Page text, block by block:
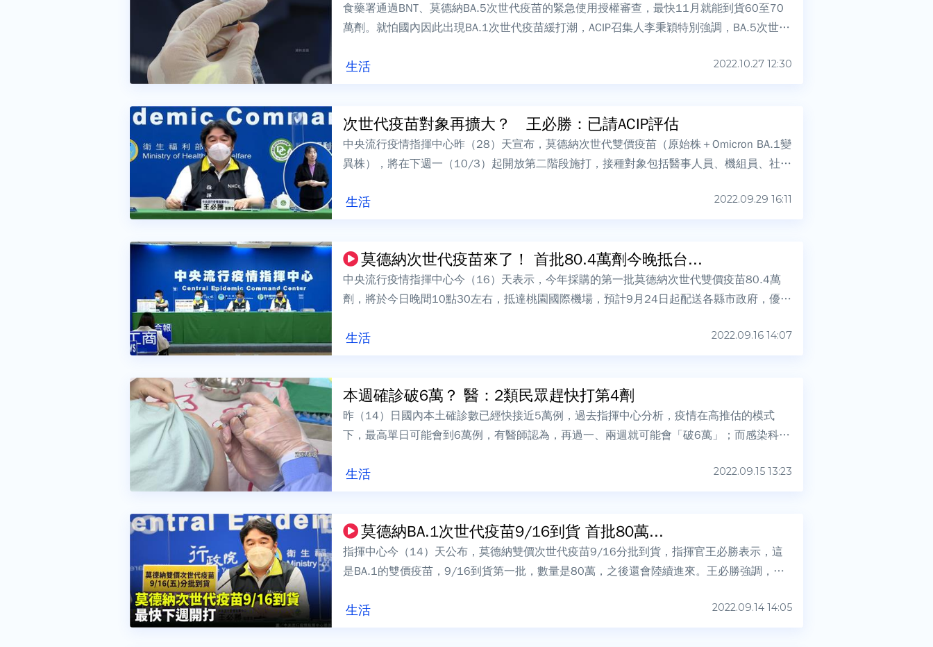
生活 2022.10.27 12:30
食藥署通過BNT、莫德納BA.5次世代疫苗的緊急使用授權審查，最快11月就能到貨60至70
萬劑。就怕國內因此出現BA.1次世代疫苗緩打潮，ACIP召集人李秉穎特別強調，BA.5次世代
生活
次世代疫苗對象再擴大？ 王必勝：已請ACIP評估
2022.09.29 16:11
中央流行疫情指揮中心昨（28）天宣布，莫德納次世代雙價疫苗（原始株＋Omicron BA.1變
異株），將在下週一（10/3）起開放第二階段施打，接種對象包括醫事人員、機組員、社福
生活
莫德納次世代疫苗來了！ 首批80.4萬劑今晚抵台...
2022.09.16 14:07
中央流行疫情指揮中心今（16）天表示，今年採購的第一批莫德納次世代雙價疫苗80.4萬
劑，將於今日晚間10點30左右，抵達桃園國際機場，預計9月24日起配送各縣市政府，優先
生活
本週確診破6萬？ 醫：2類民眾趕快打第4劑
2022.09.15 13:23
昨（14）日國內本土確診數已經快接近5萬例，過去指揮中心分析，疫情在高推估的模式
下，最高單日可能會到6萬例，有醫師認為，再過一、兩週就可能會「破6萬」；而感染科醫
生活
莫德納BA.1次世代疫苗9/16到貨 首批80萬...
2022.09.14 14:05
指揮中心今（14）天公布，莫德納雙價次世代疫苗9/16分批到貨，指揮官王必勝表示，這
是BA.1的雙價疫苗，9/16到貨第一批，數量是80萬，之後還會陸續進來。王必勝強調，這